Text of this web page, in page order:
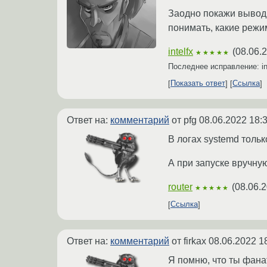
Заодно покажи
понимать, какие
intelfx ★★★★★ (
Последнее исправление:
Показать ответ
Ссылка
Ответ на: комментарий от pfg 08.06.2022
В логах systemd
А при запуске
router ★★★★★ (
Ссылка
Ответ на: комментарий от firkax 08.06.2022
Я помню, что ты